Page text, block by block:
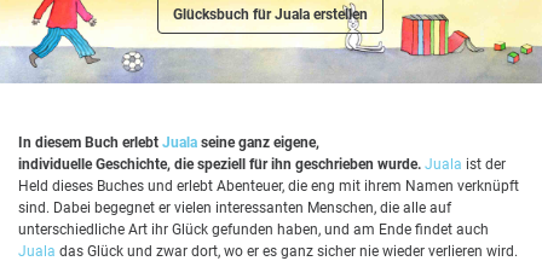
Glücksbuch für Juala erstellen
In diesem Buch erlebt Juala seine ganz eigene,
individuelle Geschichte, die speziell für ihn geschrieben wurde. Juala ist der
Held dieses Buches und erlebt Abenteuer, die eng mit ihrem Namen verknüpft
sind. Dabei begegnet er vielen interessanten Menschen, die alle auf
unterschiedliche Art ihr Glück gefunden haben, und am Ende findet auch
Juala das Glück und zwar dort, wo er es ganz sicher nie wieder verlieren wird.